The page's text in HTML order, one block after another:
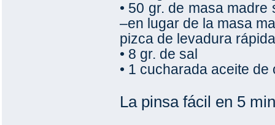
• 50 gr. de masa
–en lugar de la masa
pizca de levadura
• 8 gr. de sal
• 1 cucharada aceite
La pinsa fácil en 5